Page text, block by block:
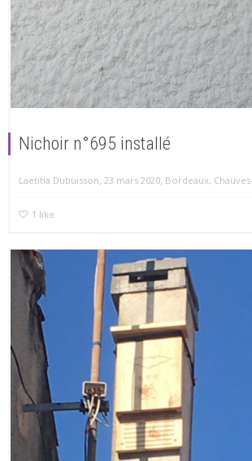
Nichoir n°695 installé
Laetitia Dubuisson, 23 mars 2020, Bordeaux,
1 like